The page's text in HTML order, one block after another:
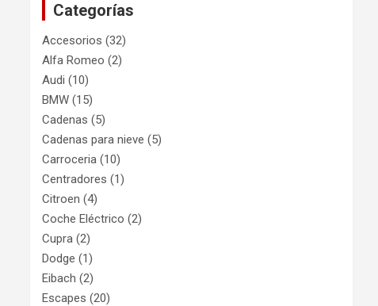
Categorías
Accesorios (32)
Alfa Romeo (2)
Audi (10)
BMW (15)
Cadenas (5)
Cadenas para nieve (5)
Carroceria (10)
Centradores (1)
Citroen (4)
Coche Eléctrico (2)
Cupra (2)
Dodge (1)
Eibach (2)
Escapes (20)